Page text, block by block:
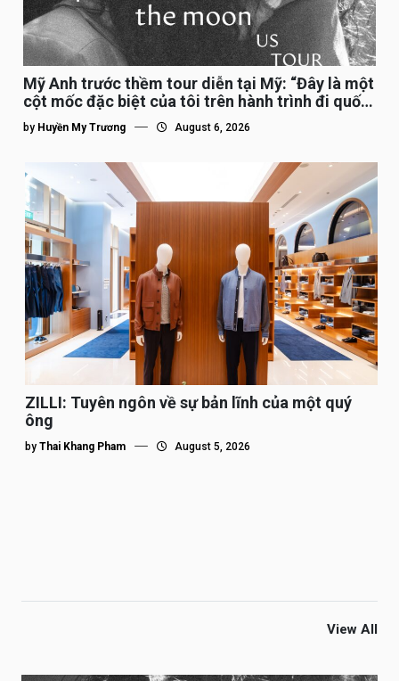
Mỹ Anh trước thềm tour diễn tại Mỹ: “Đây là một
cột mốc đặc biệt của tôi trên hành trình đi quốc
tế”
by Huyền My Trương August 6, 2026
ZILLI: Tuyên ngôn về sự bản lĩnh của một quý
ông
by Thai Khang Pham August 5, 2026
View All